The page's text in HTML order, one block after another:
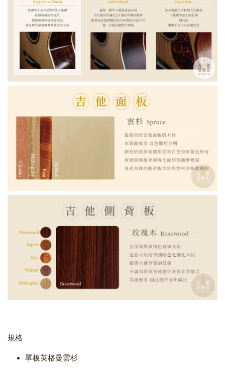
規格
單板英格曼雲杉